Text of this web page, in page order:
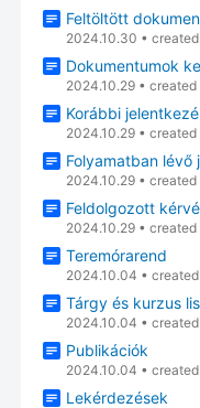
Feltöltött
2024.10.30 •
Dokumentumok
2024.10.29 •
Korábbi
2024.10.29 •
Folyamatban lévő
2024.10.29 •
Feldolgozott
2024.10.29 •
Teremórarend
2024.10.04 •
Tárgy és kurzus
2024.10.04 •
Publikációk
2024.10.04 •
Lekérdezések